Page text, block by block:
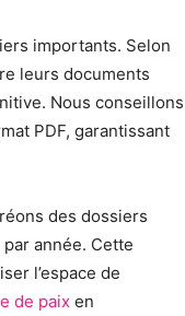
importants. Selon
leurs documents
Nous conseillons
PDF, garantissant
des dossiers
année. Cette
l’espace de
de paix en